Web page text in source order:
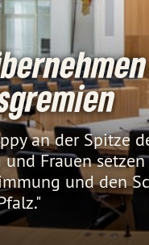
an der Spitze
Frauen
und den